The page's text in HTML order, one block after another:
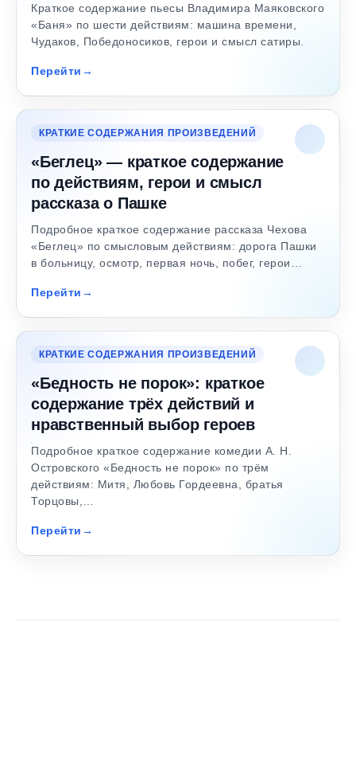
Краткое содержание пьесы Владимира Маяковского
«Баня» по шести действиям: машина времени,
Чудаков, Победоносиков, герои и смысл сатиры.
Перейти
КРАТКИЕ СОДЕРЖАНИЯ ПРОИЗВЕДЕНИЙ
«Беглец» — краткое содержание
по действиям, герои и смысл
рассказа о Пашке
Подробное краткое содержание рассказа Чехова
«Беглец» по смысловым действиям: дорога Пашки
в больницу, осмотр, первая ночь, побег, герои…
Перейти
КРАТКИЕ СОДЕРЖАНИЯ ПРОИЗВЕДЕНИЙ
«Бедность не порок»: краткое
содержание трёх действий и
нравственный выбор героев
Подробное краткое содержание комедии А. Н.
Островского «Бедность не порок» по трём
действиям: Митя, Любовь Гордеевна, братья
Торцовы,…
Перейти